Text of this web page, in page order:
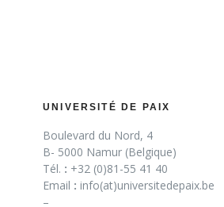
UNIVERSITÉ DE PAIX
Boulevard du Nord, 4
B- 5000 Namur (Belgique)
Tél. : +32 (0)81-55 41 40
Email : info(at)universitedepaix.be
–